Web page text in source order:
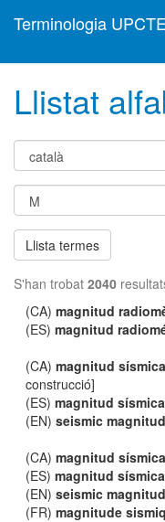
Terminologia
Llistat
Llista termes
S'han trobat 2040
(CA)magnitud
(ES)magnitud
(CA)magnitud sísmica
construcció]
(ES)magnitud sísmica
(EN)seismic
(CA)magnitud sísmica
(ES)magnitud sísmica
(EN)seismic
(FR)magnitude